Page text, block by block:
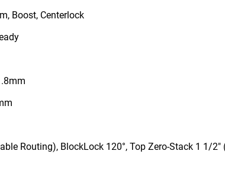
Boost, Centerlock
Routing), BlockLock 120°, Top Zero-Stack 1 1/